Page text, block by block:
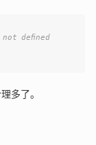
defined
多了。